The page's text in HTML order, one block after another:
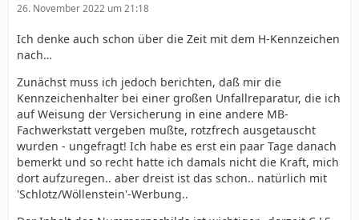
26. November 2022 um 21:18
Ich denke auch schon über die Zeit mit dem H-Kennzeichen
nach…
Zunächst muss ich jedoch berichten, daß mir die
Kennzeichenhalter bei einer großen Unfallreparatur, die ich
auf Weisung der Versicherung in eine andere MB-
Fachwerkstatt vergeben mußte, rotzfrech ausgetauscht
wurden - ungefragt! Ich habe es erst ein paar Tage danach
bemerkt und so recht hatte ich damals nicht die Kraft, mich
dort aufzuregen.. aber dreist ist das schon.. natürlich mit
'Schlotz/Wöllenstein'-Werbung..